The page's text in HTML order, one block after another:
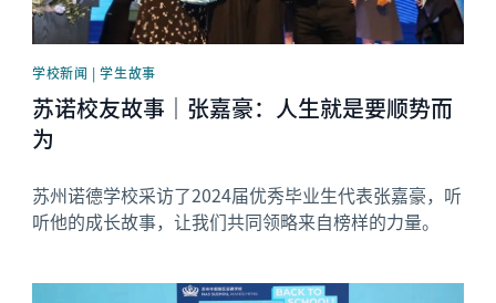
学校新闻 | 学生故事
苏诺校友故事｜张嘉豪：人生就是要顺势而
为
苏州诺德学校采访了2024届优秀毕业生代表张嘉豪，听
听他的成长故事，让我们共同领略来自榜样的力量。